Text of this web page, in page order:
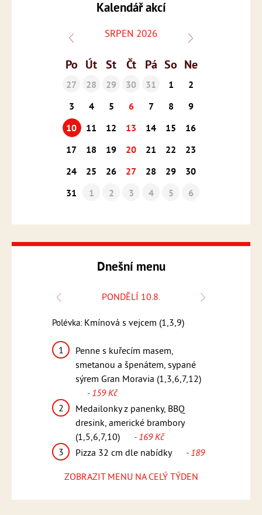
Kalendář akcí
SRPEN 2026
Po Út St Čt Pá So Ne
27 28 29 30 31 1
2
3
4 5 6 7 8
9
10
11 12 13 14 15
16
17
18 19 20 21 22
23
24
25 26 27 28 29
30
31
1 2 3 4 5 6
Dnešní menu
PONDĚLÍ 10.8.
Polévka: Kmínová s vejcem (1,3,9)
1
Penne s kuřecím masem,
smetanou a špenátem, sypané
sýrem Gran Moravia (1,3,6,7,12)
- 159 Kč
2
Medailonky z panenky, BBQ
dresink, americké brambory
(1,5,6,7,10)
- 169 Kč
3
Pizza 32 cm dle nabídky
- 189
ZOBRAZIT MENU NA CELÝ TÝDEN